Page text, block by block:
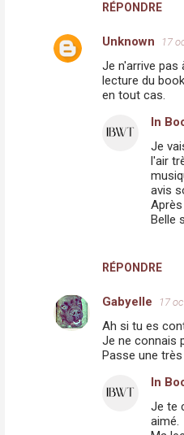
RÉPONDRE
Unknown 17
Je n'arrive pas
lecture du
en tout cas.
RÉPONDRE
In
Je
l'air
avis
Belle
Gabyelle 17
Ah si tu es
Je ne connais
Passe une
In
Je te
aimé.